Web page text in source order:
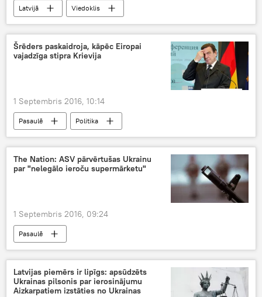
Latvijā Viedoklis
Šrēders paskaidroja, kāpēc Eiropai
vajadzīga stipra Krievija
1 Septembris 2016, 10:14
Pasaulē Politika
The Nation: ASV pārvērtušas Ukrainu
par "nelegālo ieroču supermārketu"
1 Septembris 2016, 09:24
Pasaulē
Latvijas piemērs ir lipīgs: apsūdzēts
Ukrainas pilsonis par ierosinājumu
Aizkarpatiem izstāties no Ukrainas